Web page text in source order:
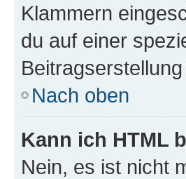
Klammern
du auf einer
Nach oben
Kann ich HTML
Nein, es ist nicht